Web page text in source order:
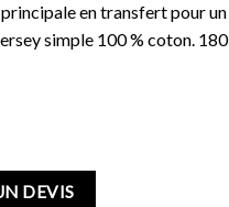
en transfert pour un
simple 100 % coton. 180
DEVIS